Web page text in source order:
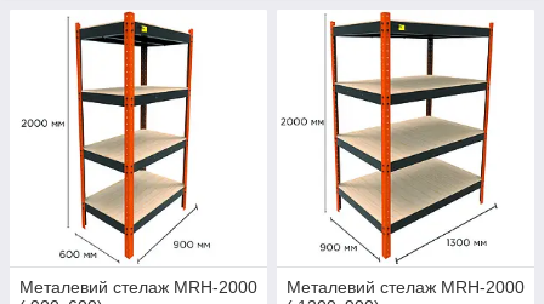
Металевий стелаж MRH-2000
Металевий стелаж MRH-2000